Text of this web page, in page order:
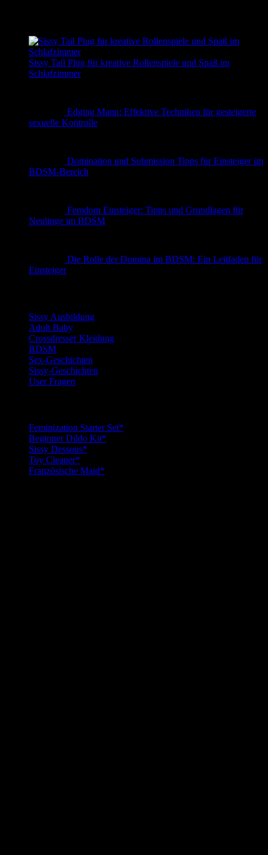
Sissy Tail Plug für kreative Rollenspiele und Spaß im
Schlafzimmer
Edging Mann: Effektive Techniken für gesteigerte
sexuelle Kontrolle
Domination und Submission Tipps für Einsteiger im
BDSM-Bereich
Femdom Einsteiger: Tipps und Grundlagen für
Neulinge im BDSM
Die Rolle der Domina im BDSM: Ein Leitfaden für
Einsteiger
Sissy Ausbildung
Adult Baby
Crossdresser Kleidung
BDSM
Sex-Geschichten
Sissy-Geschichten
User Fragen
Feminization Starter Set*
Beginner Dildo Kit*
Sissy Dessous*
Toy Cleaner*
Französische Maid*